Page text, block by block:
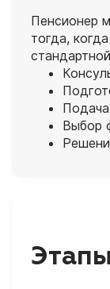
Пенсионер
тогда,
Выбор